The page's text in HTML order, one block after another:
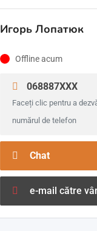
Игорь Лопатюк
Offline acum
068887XXX
Faceți clic pentru a
numărul de telefon
Chat
e-mail către